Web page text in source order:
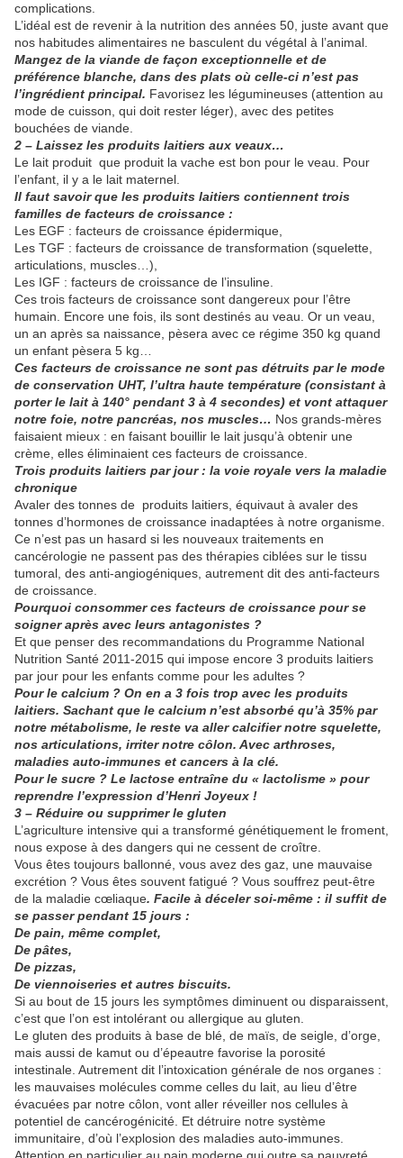
complications.
L’idéal est de revenir à la nutrition des années 50, juste avant que
nos habitudes alimentaires ne basculent du végétal à l’animal.
Mangez de la viande de façon exceptionnelle et de
préférence blanche, dans des plats où celle-ci n’est pas
l’ingrédient principal. Favorisez les légumineuses (attention au
mode de cuisson, qui doit rester léger), avec des petites
bouchées de viande.
2 – Laissez les produits laitiers aux veaux…
Le lait produit que produit la vache est bon pour le veau. Pour
l’enfant, il y a le lait maternel.
Il faut savoir que les produits laitiers contiennent trois
familles de facteurs de croissance :
Les EGF : facteurs de croissance épidermique,
Les TGF : facteurs de croissance de transformation (squelette,
articulations, muscles…),
Les IGF : facteurs de croissance de l’insuline.
Ces trois facteurs de croissance sont dangereux pour l’être
humain. Encore une fois, ils sont destinés au veau. Or un veau,
un an après sa naissance, pèsera avec ce régime 350 kg quand
un enfant pèsera 5 kg…
Ces facteurs de croissance ne sont pas détruits par le mode
de conservation UHT, l’ultra haute température (consistant à
porter le lait à 140° pendant 3 à 4 secondes) et vont attaquer
notre foie, notre pancréas, nos muscles… Nos grands-mères
faisaient mieux : en faisant bouillir le lait jusqu’à obtenir une
crème, elles éliminaient ces facteurs de croissance.
Trois produits laitiers par jour : la voie royale vers la maladie
chronique
Avaler des tonnes de produits laitiers, équivaut à avaler des
tonnes d’hormones de croissance inadaptées à notre organisme.
Ce n’est pas un hasard si les nouveaux traitements en
cancérologie ne passent pas des thérapies ciblées sur le tissu
tumoral, des anti-angiogéniques, autrement dit des anti-facteurs
de croissance.
Pourquoi consommer ces facteurs de croissance pour se
soigner après avec leurs antagonistes ?
Et que penser des recommandations du Programme National
Nutrition Santé 2011-2015 qui impose encore 3 produits laitiers
par jour pour les enfants comme pour les adultes ?
Pour le calcium ? On en a 3 fois trop avec les produits
laitiers. Sachant que le calcium n’est absorbé qu’à 35% par
notre métabolisme, le reste va aller calcifier notre squelette,
nos articulations, irriter notre côlon. Avec arthroses,
maladies auto-immunes et cancers à la clé.
Pour le sucre ? Le lactose entraîne du « lactolisme » pour
reprendre l’expression d’Henri Joyeux !
3 – Réduire ou supprimer le gluten
L’agriculture intensive qui a transformé génétiquement le froment,
nous expose à des dangers qui ne cessent de croître.
Vous êtes toujours ballonné, vous avez des gaz, une mauvaise
excrétion ? Vous êtes souvent fatigué ? Vous souffrez peut-être
de la maladie cœliaque. Facile à déceler soi-même : il suffit de
se passer pendant 15 jours :
De pain, même complet,
De pâtes,
De pizzas,
De viennoiseries et autres biscuits.
Si au bout de 15 jours les symptômes diminuent ou disparaissent,
c’est que l’on est intolérant ou allergique au gluten.
Le gluten des produits à base de blé, de maïs, de seigle, d’orge,
mais aussi de kamut ou d’épeautre favorise la porosité
intestinale. Autrement dit l’intoxication générale de nos organes :
les mauvaises molécules comme celles du lait, au lieu d’être
évacuées par notre côlon, vont aller réveiller nos cellules à
potentiel de cancérogénicité. Et détruire notre système
immunitaire, d’où l’explosion des maladies auto-immunes.